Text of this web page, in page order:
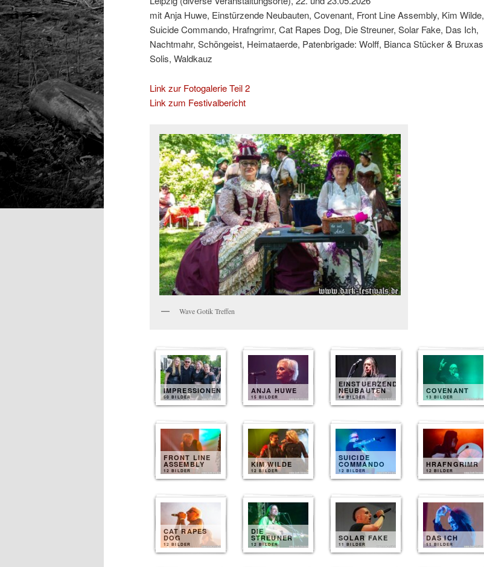
mit Anja Huwe, Einstürzende Neubauten, Covenant, Front Line Assembly, Kim Wilde,
Suicide Commando, Hrafngrimr, Cat Rapes Dog, Die Streuner, Solar Fake, Das Ich,
Nachtmahr, Schöngeist, Heimataerde, Patenbrigade: Wolff, Bianca Stücker & Bruxas
Solis, Waldkauz
Link zur Fotogalerie Teil 2
Link zum Festivalbericht
Wave Gotik Treffen
IMPRESSIONEN
50 BILDER
ANJA HUWE
15 BILDER
EINSTUERZENDE
NEUBAUTEN
14 BILDER
COVENANT
13 BILDER
FRONT LINE
ASSEMBLY
12 BILDER
KIM WILDE
12 BILDER
SUICIDE
COMMANDO
12 BILDER
HRAFNGRIMR
12 BILDER
CAT RAPES
DOG
12 BILDER
DIE
STREUNER
12 BILDER
SOLAR FAKE
11 BILDER
DAS ICH
11 BILDER